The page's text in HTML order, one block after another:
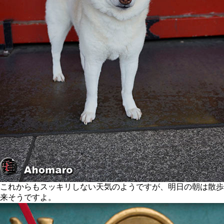
からもスッキリしない天気のようですが、明日の朝は散
そうですよ。